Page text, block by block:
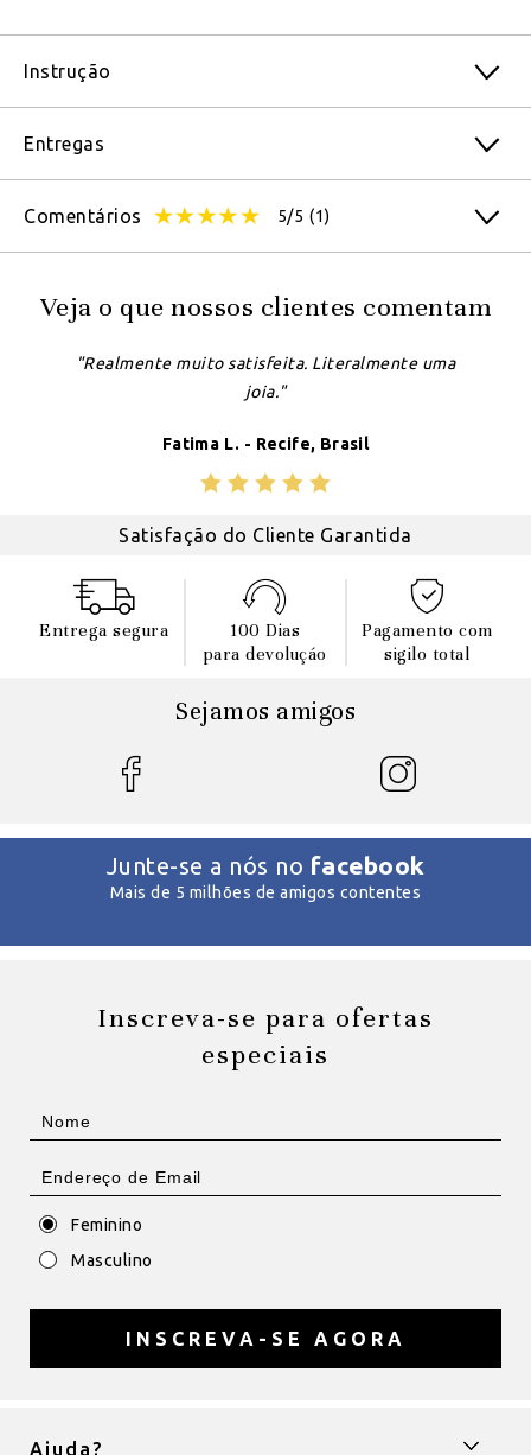
Instrução
Entregas
Comentários 5/5 (1)
Veja o que nossos clientes comentam
"Realmente muito satisfeita. Literalmente uma
joia."
Fatima L. - Recife, Brasil
Satisfação do Cliente Garantida
Entrega segura
100 Dias
para devoluçáo
Pagamento com
sigilo total
Sejamos amigos
Junte-se a nós no facebook
Mais de 5 milhões de amigos contentes
Inscreva-se para ofertas
especiais
Feminino
Masculino
INSCREVA-SE AGORA
Ajuda?